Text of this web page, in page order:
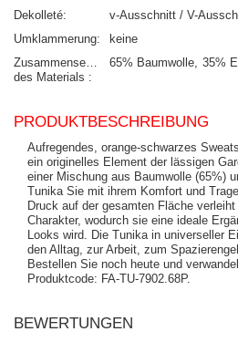
Dekolleté
v-Ausschnitt / V-
Umklammerung
keine
Zusammensetzung
des Materials
65% Baumwolle 35%
PRODUKTBESCHREIBUNG
Aufregendes, orange-schwarzes
ein originelles Element der lässigen
einer Mischung aus Baumwolle (65%)
Tunika Sie mit ihrem Komfort und
Druck auf der gesamten Fläche
Charakter, wodurch sie eine ideale
Looks wird. Die Tunika in universeller
den Alltag, zur Arbeit, zum
Bestellen Sie noch heute und
Produktcode: FA-TU-7902.68P.
BEWERTUNGEN